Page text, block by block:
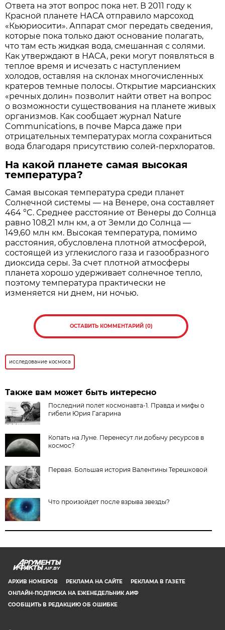
Ответа на этот вопрос пока нет. В 2011 году к
Красной планете НАСА отправило марсоход
«Кьюриосити». Аппарат смог передать сведения,
которые пока только дают основание полагать,
что там есть жидкая вода, смешанная с солями.
Как утверждают в НАСА, реки могут появляться в
теплое время и исчезать с наступлением
холодов, оставляя на склонах многочисленных
кратеров темные полосы. Открытие марсианских
«речных долин» позволит найти ответ на вопрос
о возможности существования на планете живых
организмов. Как сообщает журнал Nature
Communications, в почве Марса даже при
отрицательных температурах могла сохраниться
вода благодаря присутствию солей-перхлоратов.
На какой планете самая высокая
температура?
Самая высокая температура среди планет
Солнечной системы — на Венере, она составляет
464 °C. Среднее расстояние от Венеры до Солнца
равно 108,21 млн км, а от Земли до Солнца —
149,60 млн км. Высокая температура, помимо
расстояния, обусловлена плотной атмосферой,
состоящей из углекислого газа и газообразного
диоксида серы. За счет плотной атмосферы
планета хорошо удерживает солнечное тепло,
поэтому температура практически не
изменяется ни днем, ни ночью.
ОСТАВИТЬ КОММЕНТАРИЙ (0)
исследование космоса
Также вам может быть интересно
Последний полет космонавта-1. Правда и мифы о
гибели Юрия Гагарина
Копать на Луне. Перенесут ли добычу ресурсов в
космос?
Первая. Большая история Валентины Терешковой
Что произойдет после взрыва звезды?
AIF.BY
АРХИВ НОМЕРОВ РЕКЛАМА НА САЙТЕ
РЕКЛАМА В ГАЗЕТЕ
ОНЛАЙН-ПОДПИСКА НА ЕЖЕНЕДЕЛЬНИК АИФ
СООБЩИТЬ В РЕДАКЦИЮ ОБ ОШИБКЕ